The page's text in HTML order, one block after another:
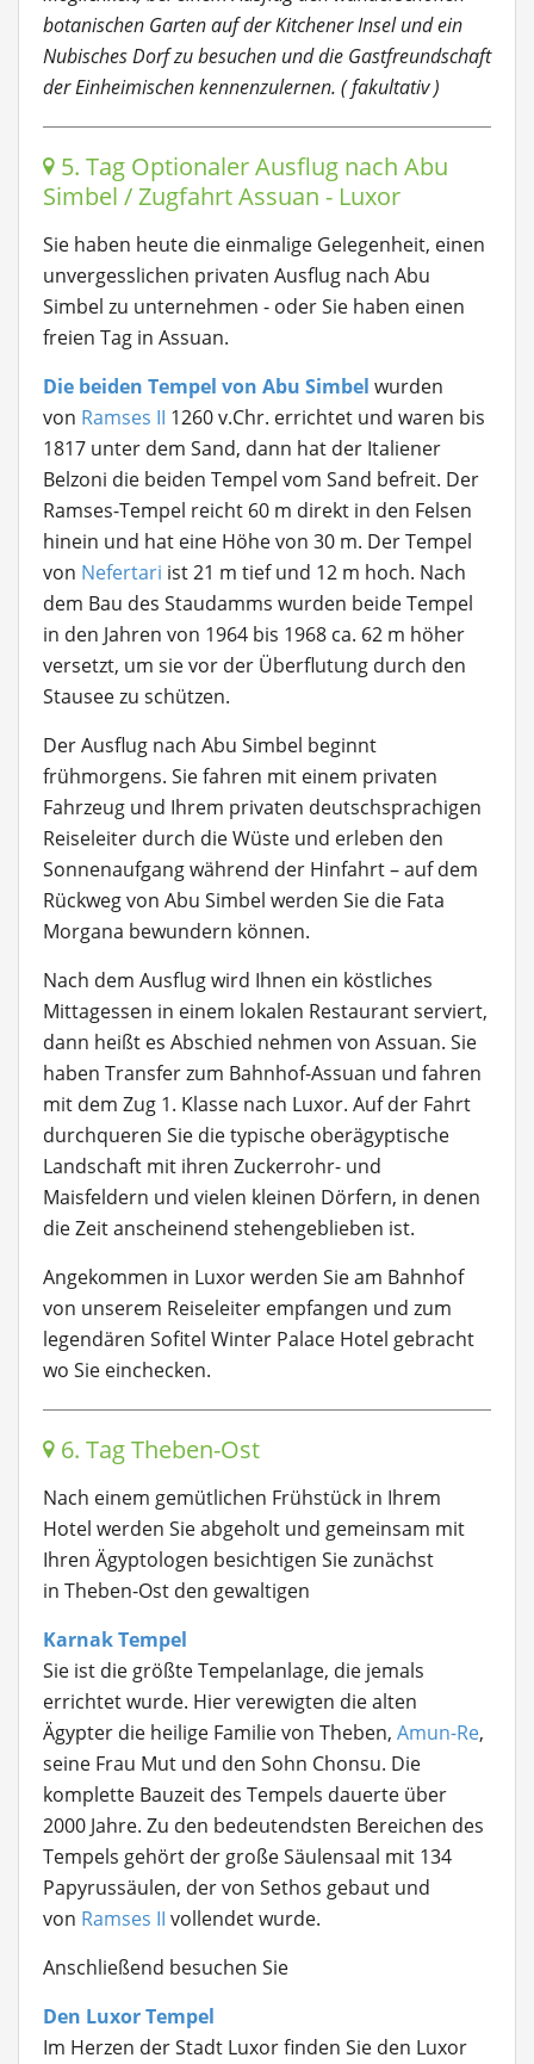
botanischen Garten auf der Kitchener Insel und ein
Nubisches Dorf zu besuchen und die Gastfreundschaft
der Einheimischen kennenzulernen. ( fakultativ )
5. Tag Optionaler Ausflug nach Abu
Simbel / Zugfahrt Assuan - Luxor
Sie haben heute die einmalige Gelegenheit, einen
unvergesslichen privaten Ausflug nach Abu
Simbel zu unternehmen - oder Sie haben einen
freien Tag in Assuan.
Die beiden Tempel von Abu Simbel wurden
von Ramses II 1260 v.Chr. errichtet und waren bis
1817 unter dem Sand, dann hat der Italiener
Belzoni die beiden Tempel vom Sand befreit. Der
Ramses-Tempel reicht 60 m direkt in den Felsen
hinein und hat eine Höhe von 30 m. Der Tempel
von Nefertari ist 21 m tief und 12 m hoch. Nach
dem Bau des Staudamms wurden beide Tempel
in den Jahren von 1964 bis 1968 ca. 62 m höher
versetzt, um sie vor der Überflutung durch den
Stausee zu schützen.
Der Ausflug nach Abu Simbel beginnt
frühmorgens. Sie fahren mit einem privaten
Fahrzeug und Ihrem privaten deutschsprachigen
Reiseleiter durch die Wüste und erleben den
Sonnenaufgang während der Hinfahrt – auf dem
Rückweg von Abu Simbel werden Sie die Fata
Morgana bewundern können.
Nach dem Ausflug wird Ihnen ein köstliches
Mittagessen in einem lokalen Restaurant serviert,
dann heißt es Abschied nehmen von Assuan. Sie
haben Transfer zum Bahnhof-Assuan und fahren
mit dem Zug 1. Klasse nach Luxor. Auf der Fahrt
durchqueren Sie die typische oberägyptische
Landschaft mit ihren Zuckerrohr- und
Maisfeldern und vielen kleinen Dörfern, in denen
die Zeit anscheinend stehengeblieben ist.
Angekommen in Luxor werden Sie am Bahnhof
von unserem Reiseleiter empfangen und zum
legendären Sofitel Winter Palace Hotel gebracht
wo Sie einchecken.
6. Tag Theben-Ost
Nach einem gemütlichen Frühstück in Ihrem
Hotel werden Sie abgeholt und gemeinsam mit
Ihren Ägyptologen besichtigen Sie zunächst
in Theben-Ost den gewaltigen
Karnak Tempel
Sie ist die größte Tempelanlage, die jemals
errichtet wurde. Hier verewigten die alten
Ägypter die heilige Familie von Theben, Amun-Re,
seine Frau Mut und den Sohn Chonsu. Die
komplette Bauzeit des Tempels dauerte über
2000 Jahre. Zu den bedeutendsten Bereichen des
Tempels gehört der große Säulensaal mit 134
Papyrussäulen, der von Sethos gebaut und
von Ramses II vollendet wurde.
Anschließend besuchen Sie
Den Luxor Tempel
Im Herzen der Stadt Luxor finden Sie den Luxor